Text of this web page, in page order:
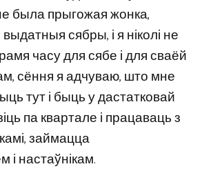
была прыгожая жонка,
сябры, і я ніколі не
часу для сябе і для сваёй
сёння я адчуваю, што мне
тут і быць у дастатковай
па квартале і працаваць з
займацца
настаўнікам.